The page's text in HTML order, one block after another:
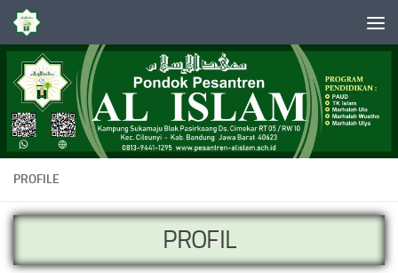
Skip to content
PROFILE
PROFIL